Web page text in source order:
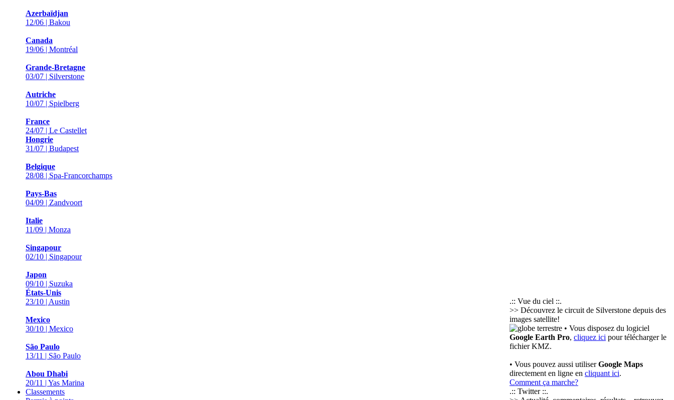
Azerbaïdjan
12/06 | Bakou
Canada
19/06 | Montréal
Grande-Bretagne
03/07 | Silverstone
Autriche
10/07 | Spielberg
France
24/07 | Le Castellet
Hongrie
31/07 | Budapest
Belgique
28/08 | Spa-Francorchamps
Pays-Bas
04/09 | Zandvoort
Italie
11/09 | Monza
Singapour
02/10 | Singapour
Japon
09/10 | Suzuka
États-Unis
23/10 | Austin
Mexico
30/10 | Mexico
São Paulo
13/11 | São Paulo
Abou Dhabi
20/11 | Yas Marina
Classements
.:: Vue du ciel ::.
>> Découvrez le circuit de Silverstone depuis des
images satellite!
• Vous disposez du logiciel
Google Earth Pro, cliquez ici pour télécharger le
fichier KMZ.
• Vous pouvez aussi utiliserGoogle Maps
directement en ligne en cliquant ici.
Comment ça marche?
.:: Twitter ::.